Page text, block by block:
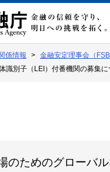
係情報 金融安定理事会（FSB
識別子（LEI）付番機関の募集に
のためのグローバ